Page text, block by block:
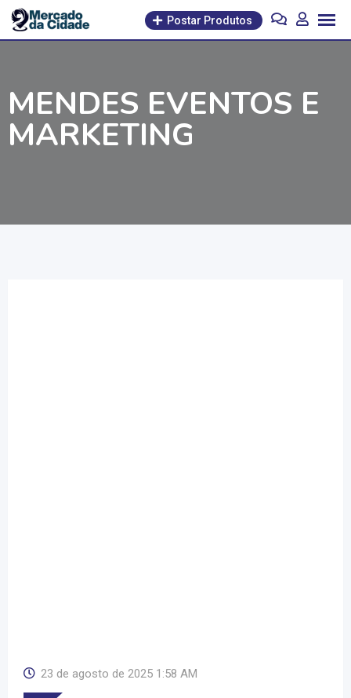
Pular
para
Postar Produtos
MENDES EVENTOS E
MARKETING
23 de agosto de 2025 1:58 AM